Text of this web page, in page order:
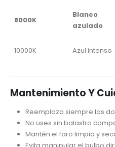
8000K
Blanco
azulado
10000K Azul intenso
Mantenimiento Y
Reemplaza siempre las
No uses sin balastro
Mantén el faro limpio y